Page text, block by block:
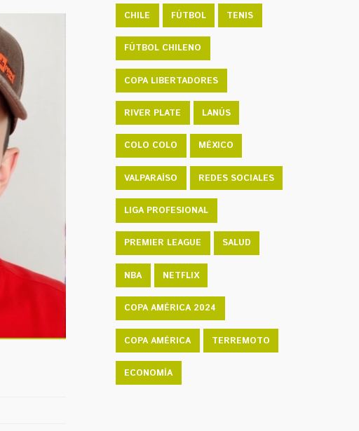
CHILE FÚTBOL TENIS
FÚTBOL CHILENO
COPA LIBERTADORES
RIVER PLATE LANÚS
COLO COLO MÉXICO
VALPARAÍSO REDES SOCIALES
LIGA PROFESIONAL
PREMIER LEAGUE SALUD
NBA NETFLIX
COPA AMÉRICA 2024
COPA AMÉRICA TERREMOTO
ECONOMÍA